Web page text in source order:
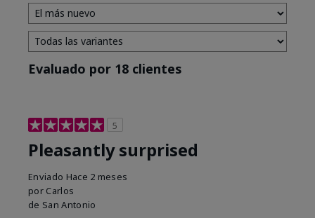
Evaluado por 18 clientes
5
Pleasantly surprised
Enviado Hace 2 meses
por Carlos
de San Antonio